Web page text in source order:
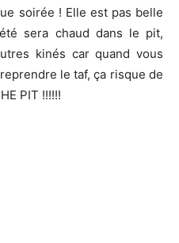
soirée ! Elle est pas belle
sera chaud dans le pit,
kinés car quand vous
le taf, ça risque de
PIT !!!!!!